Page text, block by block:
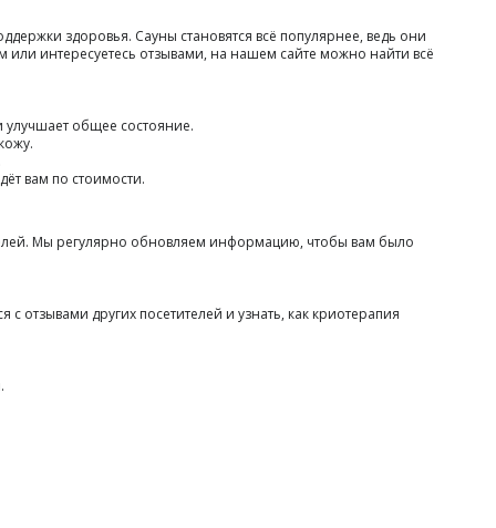
здоровья. Сауны становятся всё популярнее, ведь они
или интересуетесь отзывами, на нашем сайте можно найти всё
улучшает общее состояние.
вам по стоимости.
Мы регулярно обновляем информацию, чтобы вам было
отзывами других посетителей и узнать, как криотерапия